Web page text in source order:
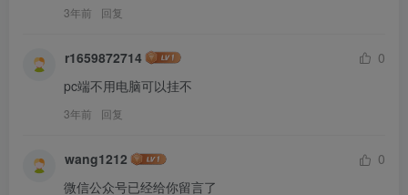
3年前 回复
r1659872714
0
pc端不用电脑可以挂不
3年前 回复
wang1212
0
微信公众号已经给你留言了